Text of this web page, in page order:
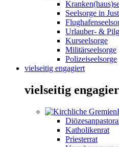
Seelsorge in
Urlauber- &
Kurseelsorge
Militärseelsorge
Polizeiseelsorge
vielseitig engagiert
vielseitig
Katholikenrat
Priesterrat